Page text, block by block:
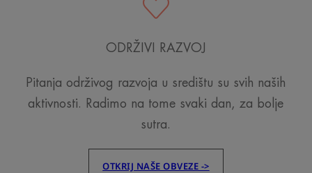
ODRŽIVI RAZVOJ
Pitanja održivog razvoja u središtu su svih naših
aktivnosti. Radimo na tome svaki dan, za bolje
sutra.
OTKRIJ NAŠE OBVEZE ->